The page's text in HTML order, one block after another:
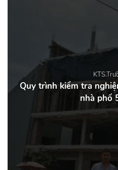
Quy trình kiểm tra
nhà phố